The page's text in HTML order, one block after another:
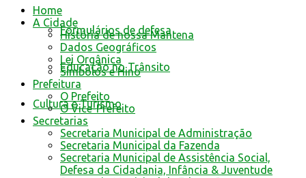
Formulários de defesa
Educação no Trânsito
Cultura e Turismo
Home
A Cidade
História de nossa Mantena
Dados Geográficos
Lei Orgânica
Símbolos e Hino
Prefeitura
O Prefeito
O Vice-Prefeito
Secretarias
Secretaria Municipal de Administração
Secretaria Municipal da Fazenda
Secretaria Municipal de Assistência Social,
Defesa da Cidadania, Infância & Juventude